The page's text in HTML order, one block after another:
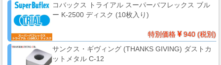
エ
ア
経
コバックス トライアル スーパーバフレックス ブル
ー K-2500 ディスク (10枚入り)
特別価格
940 (税別)
サンクス・ギヴィング (THANKS GIVING) ダストカ
ットメタル C-12